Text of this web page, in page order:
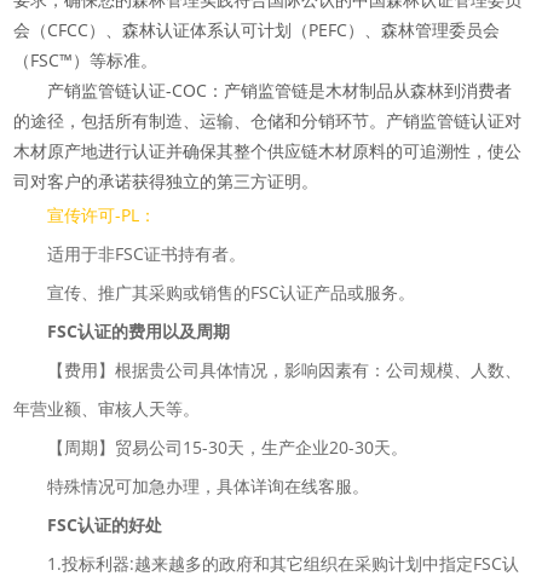
会（CFCC）、森林认证体系认可计划（PEFC）、森林管理委员会
（FSC™）等标准。
产销监管链认证-COC：产销监管链是木材制品从森林到消费者
的途径，包括所有制造、运输、仓储和分销环节。产销监管链认证对
木材原产地进行认证并确保其整个供应链木材原料的可追溯性，使公
司对客户的承诺获得独立的第三方证明。
宣传许可-PL：
适用于非FSC证书持有者。
宣传、推广其采购或销售的FSC认证产品或服务。
FSC认证的费用以及周期
【费用】根据贵公司具体情况，影响因素有：公司规模、人数、
年营业额、审核人天等。
【周期】贸易公司15-30天，生产企业20-30天。
特殊情况可加急办理，具体详询在线客服。
FSC认证的好处
1.投标利器:越来越多的政府和其它组织在采购计划中指定FSC认